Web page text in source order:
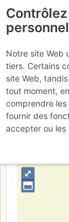
La
⤢
Notre site Web
tiers. Certains
site Web,
tout moment,
comprendre
fournir des
accepter ou les